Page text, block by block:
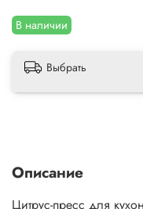
В наличии
Выбрать
Описание
Цитрус-пресс для